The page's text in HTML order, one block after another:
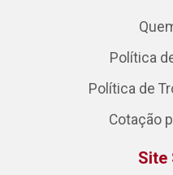
Política
Política de
Cotação
Site